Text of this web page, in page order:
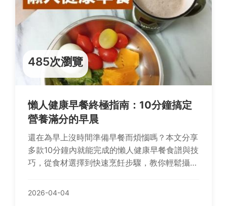
485次瀏覽
懶人健康早餐終極指南：10分鐘搞定
營養滿分的早晨
還在為早上沒時間準備早餐而煩惱嗎？本文分享
多款10分鐘內就能完成的懶人健康早餐食譜與技
巧，從食材選擇到快速烹飪步驟，教你輕鬆攝取
2026-04-04